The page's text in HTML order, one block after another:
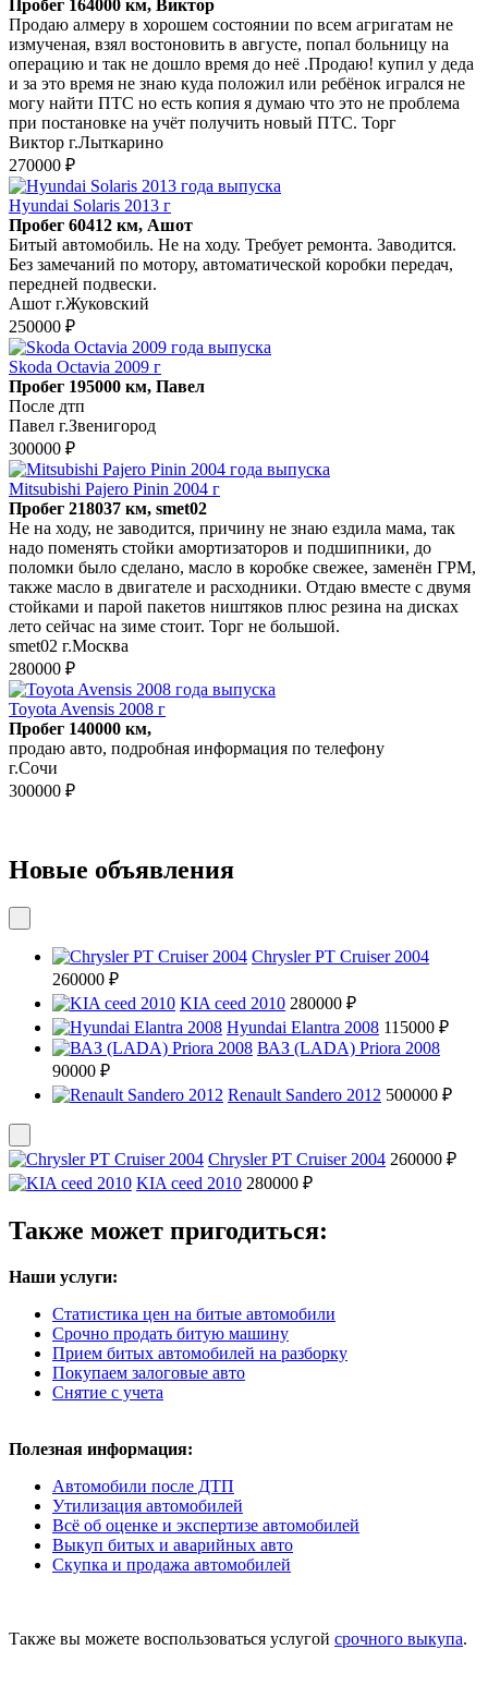
Пробег 164000 км, Виктор
Продаю алмеру в хорошем состоянии по всем агригатам не
измученая, взял востоновить в августе, попал больницу на
операцию и так не дошло время до неё .Продаю! купил у деда
и за это время не знаю куда положил или ребёнок игрался не
могу найти ПТС но есть копия я думаю что это не проблема
при постановке на учёт получить новый ПТС. Торг
Виктор г.Лыткарино
270000 ₽
Hyundai Solaris 2013 г
Пробег 60412 км, Ашот
Битый автомобиль. Не на ходу. Требует ремонта. Заводится.
Без замечаний по мотору, автоматической коробки передач,
передней подвески.
Ашот г.Жуковский
250000 ₽
Skoda Octavia 2009 г
Пробег 195000 км, Павел
После дтп
Павел г.Звенигород
300000 ₽
Mitsubishi Pajero Pinin 2004 г
Пробег 218037 км, smet02
Не на ходу, не заводится, причину не знаю ездила мама, так
надо поменять стойки амортизаторов и подшипники, до
поломки было сделано, масло в коробке свежее, заменён ГРМ,
также масло в двигателе и расходники. Отдаю вместе с двумя
стойками и парой пакетов ништяков плюс резина на дисках
лето сейчас на зиме стоит. Торг не большой.
smet02 г.Москва
280000 ₽
Toyota Avensis 2008 г
Пробег 140000 км,
продаю авто, подробная информация по телефону
г.Сочи
300000 ₽
Новые объявления
Chrysler PT Cruiser 2004
260000 ₽
KIA ceed 2010 280000 ₽
Hyundai Elantra 2008 115000 ₽
ВАЗ (LADA) Priora 2008
90000 ₽
Renault Sandero 2012 500000 ₽
Chrysler PT Cruiser 2004 260000 ₽
KIA ceed 2010 280000 ₽
Также может пригодиться:
Наши услуги:
Статистика цен на битые автомобили
Срочно продать битую машину
Прием битых автомобилей на разборку
Покупаем залоговые авто
Снятие с учета
Полезная информация:
Автомобили после ДТП
Утилизация автомобилей
Всё об оценке и экспертизе автомобилей
Выкуп битых и аварийных авто
Скупка и продажа автомобилей
Также вы можете воспользоваться услугой срочного выкупа.